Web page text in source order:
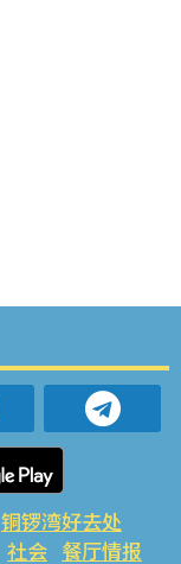
铜锣湾好去处
社会 餐厅情报